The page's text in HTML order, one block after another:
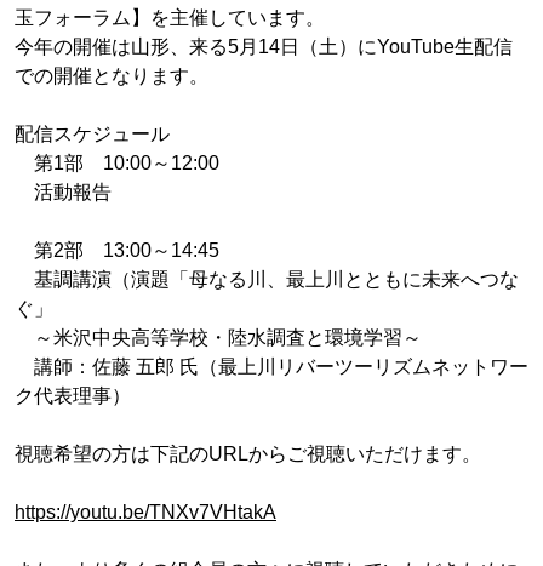
玉フォーラム】を主催しています。
今年の開催は山形、来る5月14日（土）にYouTube生配信
での開催となります。
配信スケジュール
第1部 10:00～12:00
活動報告
第2部 13:00～14:45
基調講演（演題「母なる川、最上川とともに未来へつな
ぐ」
～米沢中央高等学校・陸水調査と環境学習～
講師：佐藤 五郎 氏（最上川リバーツーリズムネットワー
ク代表理事）
視聴希望の方は下記のURLからご視聴いただけます。
https://youtu.be/TNXv7VHtakA